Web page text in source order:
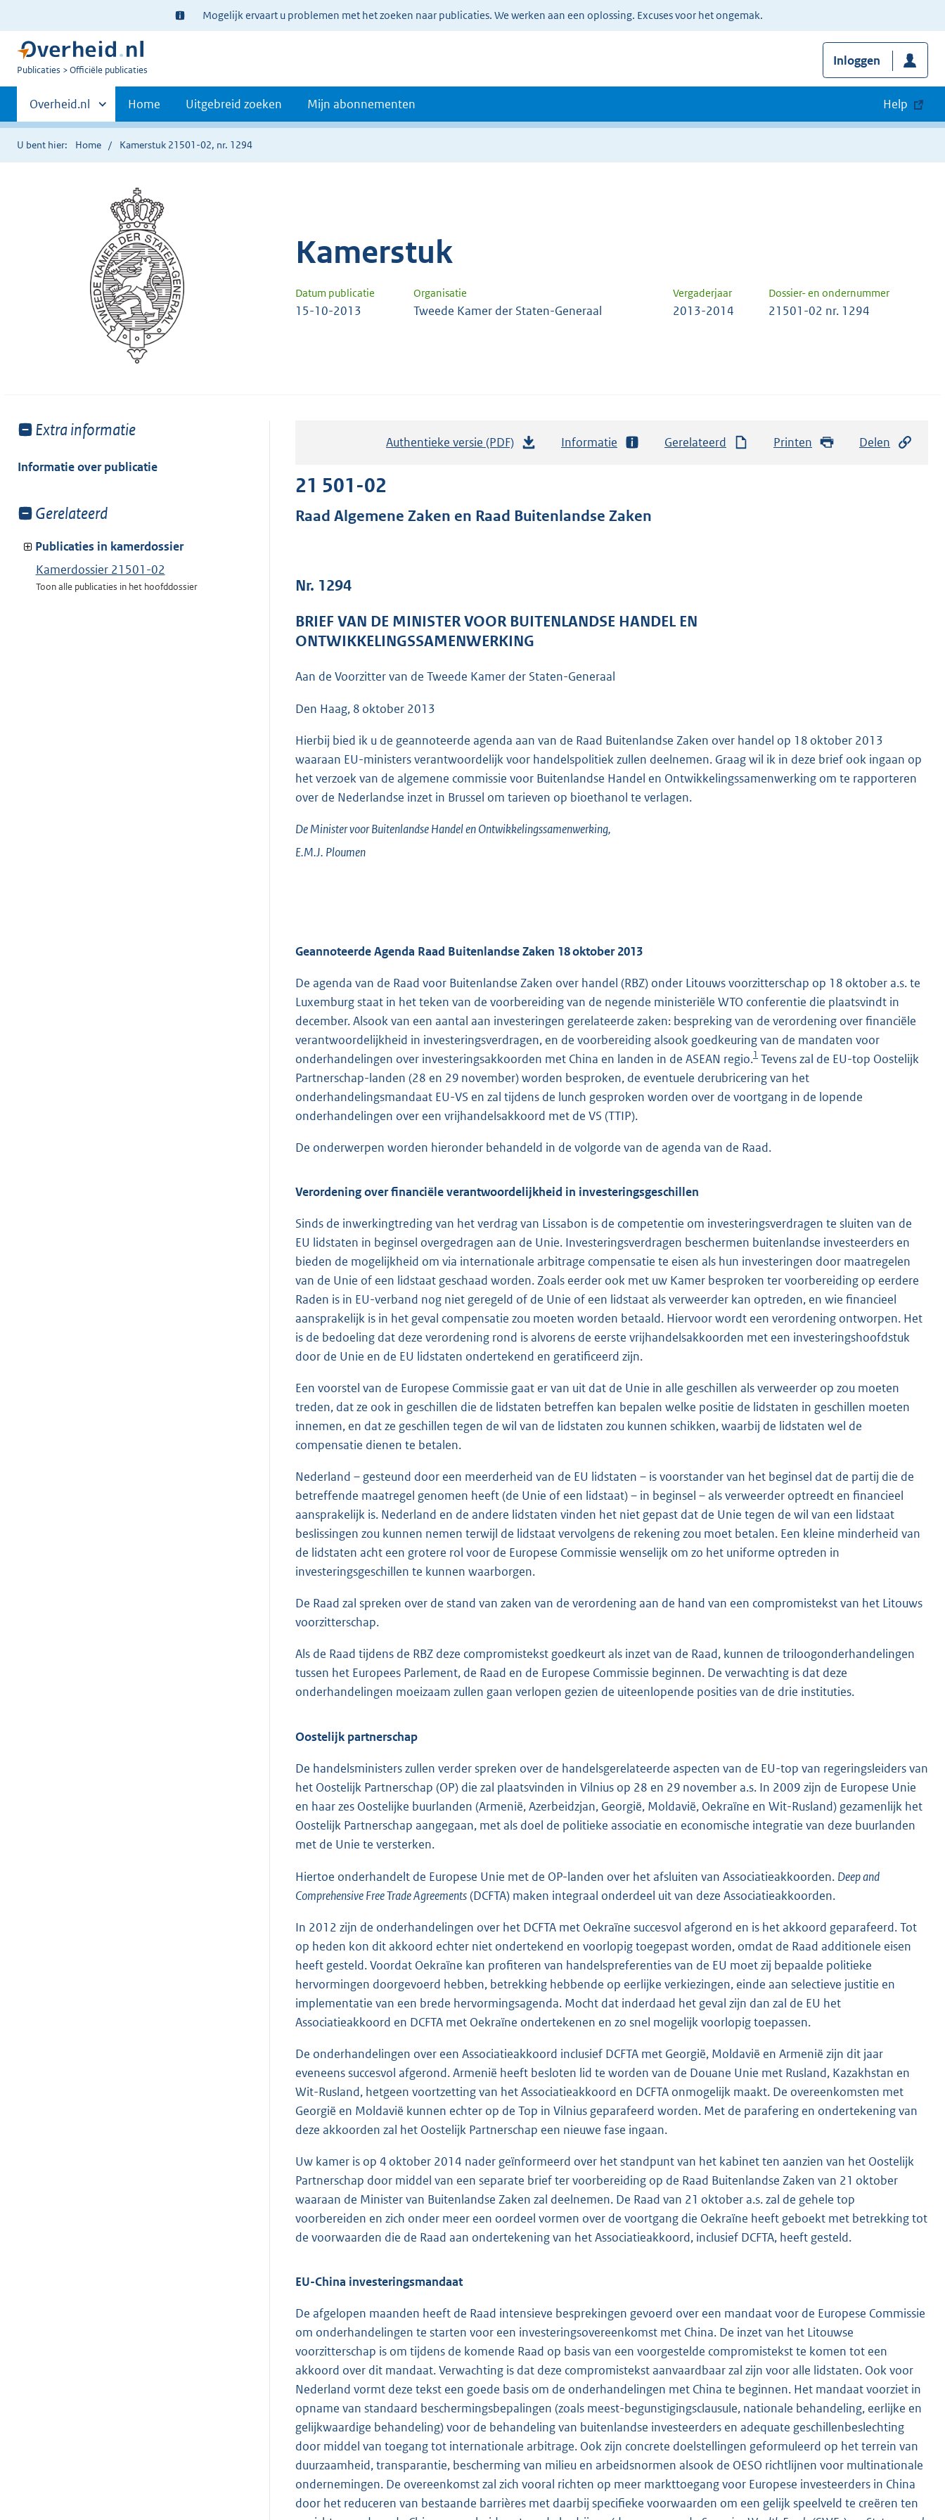
Ter
informatie:
Mogelijk ervaart u problemen met het zoeken naar publicaties. We werken aan een oplossing. Excuses voor het ongemak.
U
Publicaties Officiële publicaties
Inloggen
Primaire
navigatie
Andere
sites
binnen
Overheid.nl Home Uitgebreid zoeken Mijn abonnementen Help
U bent hier: Home Kamerstuk 21501-02, nr. 1294
Kamerstuk
Datum publicatie Organisatie Vergaderjaar Dossier- en ondernummer
15-10-2013 Tweede Kamer der Staten-Generaal 2013-2014 21501-02 nr. 1294
Toon
van:
Extra informatie
Informatie over publicatie
Toon
van:
Gerelateerd
Publicaties in kamerdossier
Kamerdossier 21501-02
Toon alle publicaties in het hoofddossier
Authentieke versie (PDF)
a
r
o
o
t
6
3
K
b
Informatie Gerelateerd Printen Delen
21 501-02
Raad Algemene Zaken en Raad Buitenlandse Zaken
Nr. 1294
BRIEF VAN DE MINISTER VOOR BUITENLANDSE HANDEL EN
ONTWIKKELINGSSAMENWERKING
Aan de Voorzitter van de Tweede Kamer der Staten-Generaal
Den Haag, 8 oktober 2013
Hierbij bied ik u de geannoteerde agenda aan van de Raad Buitenlandse Zaken over handel op 18 oktober 2013
waaraan EU-ministers verantwoordelijk voor handelspolitiek zullen deelnemen. Graag wil ik in deze brief ook ingaan op
het verzoek van de algemene commissie voor Buitenlandse Handel en Ontwikkelingssamenwerking om te rapporteren
over de Nederlandse inzet in Brussel om tarieven op bioethanol te verlagen.
De Minister voor Buitenlandse Handel en Ontwikkelingssamenwerking,
E.M.J. Ploumen
Geannoteerde Agenda Raad Buitenlandse Zaken 18 oktober 2013
De agenda van de Raad voor Buitenlandse Zaken over handel (RBZ) onder Litouws voorzitterschap op 18 oktober a.s. te
Luxemburg staat in het teken van de voorbereiding van de negende ministeriële WTO conferentie die plaatsvindt in
december. Alsook van een aantal aan investeringen gerelateerde zaken: bespreking van de verordening over financiële
verantwoordelijkheid in investeringsverdragen, en de voorbereiding alsook goedkeuring van de mandaten voor
onderhandelingen over investeringsakkoorden met China en landen in de ASEAN regio.1 Tevens zal de EU-top Oostelijk
Partnerschap-landen (28 en 29 november) worden besproken, de eventuele derubricering van het
onderhandelingsmandaat EU-VS en zal tijdens de lunch gesproken worden over de voortgang in de lopende
onderhandelingen over een vrijhandelsakkoord met de VS (TTIP).
De onderwerpen worden hieronder behandeld in de volgorde van de agenda van de Raad.
Verordening over financiële verantwoordelijkheid in investeringsgeschillen
Sinds de inwerkingtreding van het verdrag van Lissabon is de competentie om investeringsverdragen te sluiten van de
EU lidstaten in beginsel overgedragen aan de Unie. Investeringsverdragen beschermen buitenlandse investeerders en
bieden de mogelijkheid om via internationale arbitrage compensatie te eisen als hun investeringen door maatregelen
van de Unie of een lidstaat geschaad worden. Zoals eerder ook met uw Kamer besproken ter voorbereiding op eerdere
Raden is in EU-verband nog niet geregeld of de Unie of een lidstaat als verweerder kan optreden, en wie financieel
aansprakelijk is in het geval compensatie zou moeten worden betaald. Hiervoor wordt een verordening ontworpen. Het
is de bedoeling dat deze verordening rond is alvorens de eerste vrijhandelsakkoorden met een investeringshoofdstuk
door de Unie en de EU lidstaten ondertekend en geratificeerd zijn.
Een voorstel van de Europese Commissie gaat er van uit dat de Unie in alle geschillen als verweerder op zou moeten
treden, dat ze ook in geschillen die de lidstaten betreffen kan bepalen welke positie de lidstaten in geschillen moeten
innemen, en dat ze geschillen tegen de wil van de lidstaten zou kunnen schikken, waarbij de lidstaten wel de
compensatie dienen te betalen.
Nederland – gesteund door een meerderheid van de EU lidstaten – is voorstander van het beginsel dat de partij die de
betreffende maatregel genomen heeft (de Unie of een lidstaat) – in beginsel – als verweerder optreedt en financieel
aansprakelijk is. Nederland en de andere lidstaten vinden het niet gepast dat de Unie tegen de wil van een lidstaat
beslissingen zou kunnen nemen terwijl de lidstaat vervolgens de rekening zou moet betalen. Een kleine minderheid van
de lidstaten acht een grotere rol voor de Europese Commissie wenselijk om zo het uniforme optreden in
investeringsgeschillen te kunnen waarborgen.
De Raad zal spreken over de stand van zaken van de verordening aan de hand van een compromistekst van het Litouws
voorzitterschap.
Als de Raad tijdens de RBZ deze compromistekst goedkeurt als inzet van de Raad, kunnen de triloogonderhandelingen
tussen het Europees Parlement, de Raad en de Europese Commissie beginnen. De verwachting is dat deze
onderhandelingen moeizaam zullen gaan verlopen gezien de uiteenlopende posities van de drie instituties.
Oostelijk partnerschap
De handelsministers zullen verder spreken over de handelsgerelateerde aspecten van de EU-top van regeringsleiders van
het Oostelijk Partnerschap (OP) die zal plaatsvinden in Vilnius op 28 en 29 november a.s. In 2009 zijn de Europese Unie
en haar zes Oostelijke buurlanden (Armenië, Azerbeidzjan, Georgië, Moldavië, Oekraïne en Wit-Rusland) gezamenlijk het
Oostelijk Partnerschap aangegaan, met als doel de politieke associatie en economische integratie van deze buurlanden
met de Unie te versterken.
Hiertoe onderhandelt de Europese Unie met de OP-landen over het afsluiten van Associatieakkoorden. Deep and
Comprehensive Free Trade Agreements(DCFTA) maken integraal onderdeel uit van deze Associatieakkoorden.
In 2012 zijn de onderhandelingen over het DCFTA met Oekraïne succesvol afgerond en is het akkoord geparafeerd. Tot
op heden kon dit akkoord echter niet ondertekend en voorlopig toegepast worden, omdat de Raad additionele eisen
heeft gesteld. Voordat Oekraïne kan profiteren van handelspreferenties van de EU moet zij bepaalde politieke
hervormingen doorgevoerd hebben, betrekking hebbende op eerlijke verkiezingen, einde aan selectieve justitie en
implementatie van een brede hervormingsagenda. Mocht dat inderdaad het geval zijn dan zal de EU het
Associatieakkoord en DCFTA met Oekraïne ondertekenen en zo snel mogelijk voorlopig toepassen.
De onderhandelingen over een Associatieakkoord inclusief DCFTA met Georgië, Moldavië en Armenië zijn dit jaar
eveneens succesvol afgerond. Armenië heeft besloten lid te worden van de Douane Unie met Rusland, Kazakhstan en
Wit-Rusland, hetgeen voortzetting van het Associatieakkoord en DCFTA onmogelijk maakt. De overeenkomsten met
Georgië en Moldavië kunnen echter op de Top in Vilnius geparafeerd worden. Met de parafering en ondertekening van
deze akkoorden zal het Oostelijk Partnerschap een nieuwe fase ingaan.
Uw kamer is op 4 oktober 2014 nader geïnformeerd over het standpunt van het kabinet ten aanzien van het Oostelijk
Partnerschap door middel van een separate brief ter voorbereiding op de Raad Buitenlandse Zaken van 21 oktober
waaraan de Minister van Buitenlandse Zaken zal deelnemen. De Raad van 21 oktober a.s. zal de gehele top
voorbereiden en zich onder meer een oordeel vormen over de voortgang die Oekraïne heeft geboekt met betrekking tot
de voorwaarden die de Raad aan ondertekening van het Associatieakkoord, inclusief DCFTA, heeft gesteld.
EU-China investeringsmandaat
De afgelopen maanden heeft de Raad intensieve besprekingen gevoerd over een mandaat voor de Europese Commissie
om onderhandelingen te starten voor een investeringsovereenkomst met China. De inzet van het Litouwse
voorzitterschap is om tijdens de komende Raad op basis van een voorgestelde compromistekst te komen tot een
akkoord over dit mandaat. Verwachting is dat deze compromistekst aanvaardbaar zal zijn voor alle lidstaten. Ook voor
Nederland vormt deze tekst een goede basis om de onderhandelingen met China te beginnen. Het mandaat voorziet in
opname van standaard beschermingsbepalingen (zoals meest-begunstigingsclausule, nationale behandeling, eerlijke en
gelijkwaardige behandeling) voor de behandeling van buitenlandse investeerders en adequate geschillenbeslechting
door middel van toegang tot internationale arbitrage. Ook zijn concrete doelstellingen geformuleerd op het terrein van
duurzaamheid, transparantie, bescherming van milieu en arbeidsnormen alsook de OESO richtlijnen voor multinationale
ondernemingen. De overeenkomst zal zich vooral richten op meer markttoegang voor Europese investeerders in China
door het reduceren van bestaande barrières met daarbij specifieke voorwaarden om een gelijk speelveld te creëren ten